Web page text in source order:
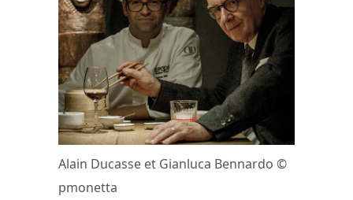
Alain Ducasse et Gianluca Bennardo ©
pmonetta